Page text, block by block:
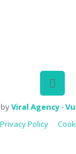
Viral Agency-
Privacy Policy